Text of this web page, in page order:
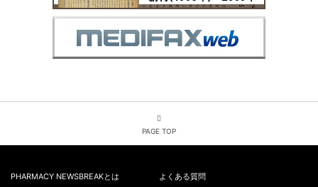
PAGE TOP
PHARMACY NEWSBREAKとは
よくある質問